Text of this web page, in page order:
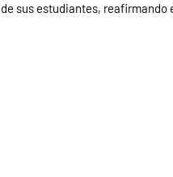
sus estudiantes, reafirmando